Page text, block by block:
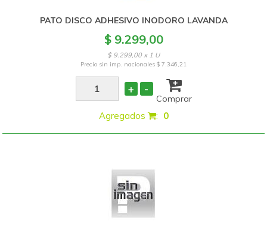
PATO DISCO ADHESIVO INODORO LAVANDA
$ 9.299,00
$ 9.299,00 x 1 U
Precio sin imp. nacionales$ 7.346,21
+ -
Comprar
Agregados : 0